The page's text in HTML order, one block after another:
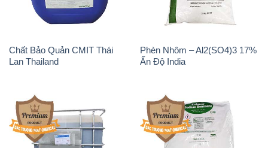
Chất Bảo Quản CMIT Thái
Lan Thailand
Phèn Nhôm – Al2(SO4)3 17%
Ấn Độ India